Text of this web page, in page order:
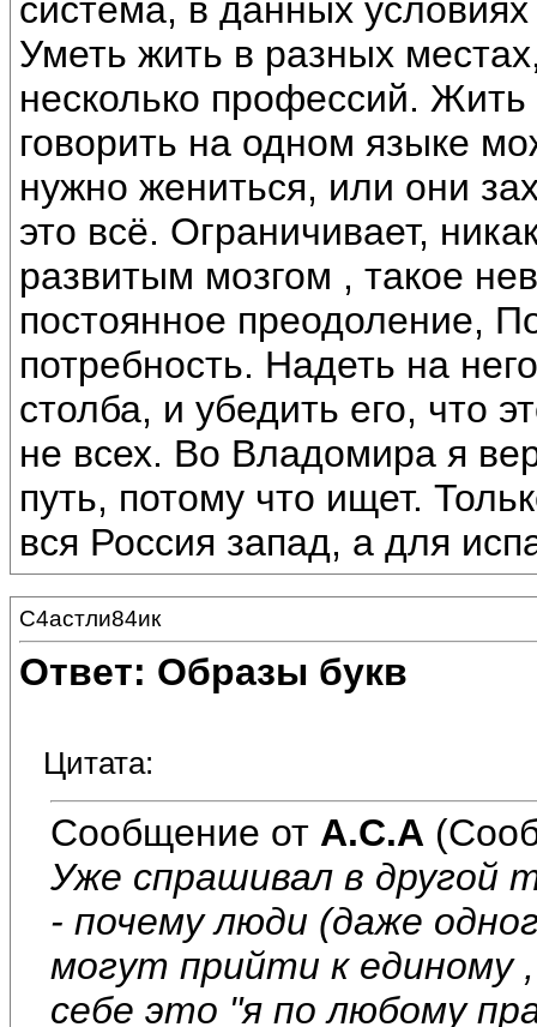
система, в данных
Уметь жить в разных
несколько профессий.
говорить на одном языке
нужно жениться, или они
это всё. Ограничивает,
развитым мозгом , такое
постоянное преодоление,
потребность. Надеть на
столба, и убедить его, что
не всех. Во Владомира я
путь, потому что ищет.
вся Россия запад, а для
С4астли84ик
Ответ: Образы букв
Цитата:
Сообщение от А.С.А
Уже спрашивал в другой
- почему люди (даже
могут прийти к единому
себе это "я по любому